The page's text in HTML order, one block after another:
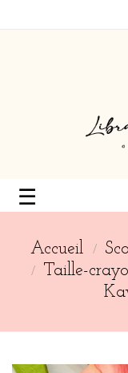
Basculer
navigation
☰
Accueil
Taille-